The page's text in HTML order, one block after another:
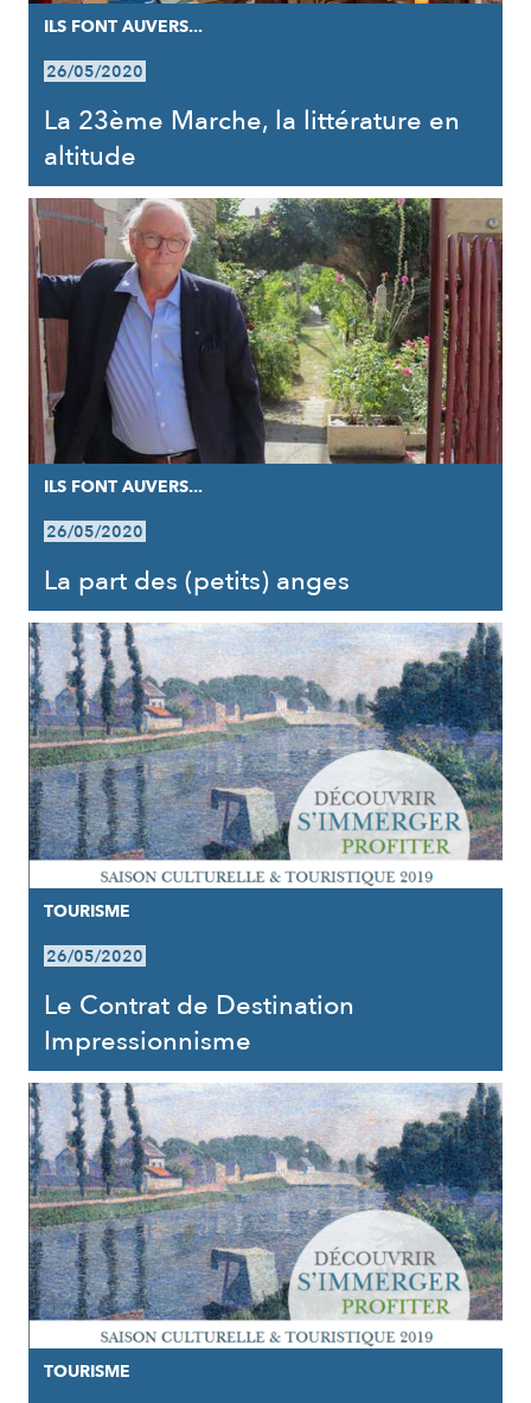
ILS FONT AUVERS...
26/05/2020
La 23ème Marche, la littérature en
altitude
ILS FONT AUVERS...
26/05/2020
La part des (petits) anges
TOURISME
26/05/2020
Le Contrat de Destination
Impressionnisme
TOURISME